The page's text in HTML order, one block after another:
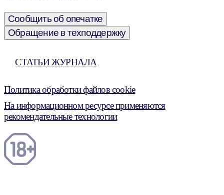
Сообщить об опечатке
Обращение в техподдержку
СТАТЬИ ЖУРНАЛА
Политика обработки файлов cookie
На информационном ресурсе применяются
рекомендательные технологии